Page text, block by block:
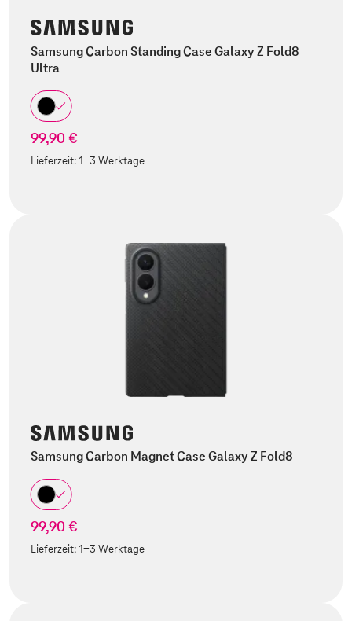
Samsung Carbon Standing Case Galaxy Z Fold8
Ultra
99,90 €
Lieferzeit:1-3 Werktage
Samsung Carbon Magnet Case Galaxy Z Fold8
99,90 €
Lieferzeit:1-3 Werktage